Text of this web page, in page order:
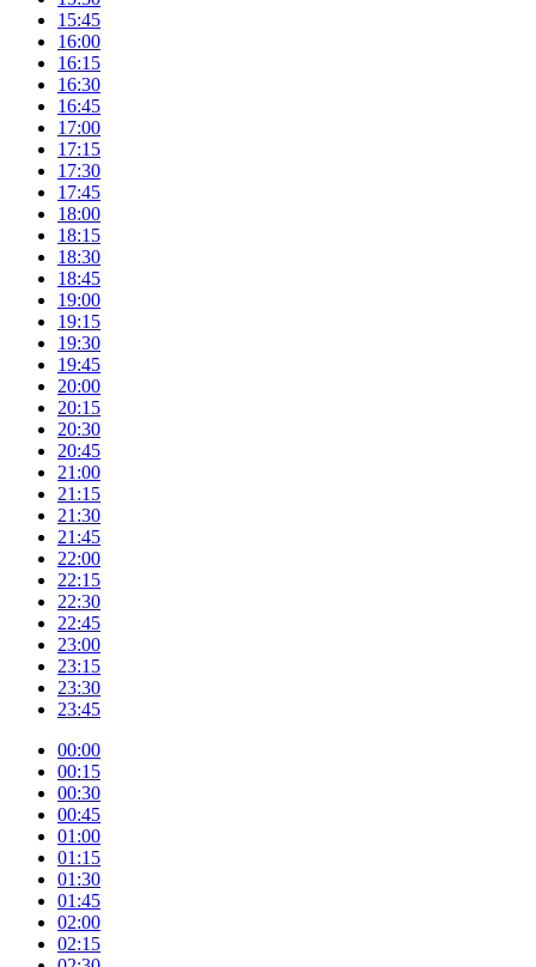
15:45
16:00
16:15
16:30
16:45
17:00
17:15
17:30
17:45
18:00
18:15
18:30
18:45
19:00
19:15
19:30
19:45
20:00
20:15
20:30
20:45
21:00
21:15
21:30
21:45
22:00
22:15
22:30
22:45
23:00
23:15
23:30
23:45
00:00
00:15
00:30
00:45
01:00
01:15
01:30
01:45
02:00
02:15